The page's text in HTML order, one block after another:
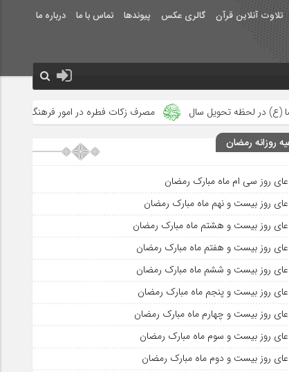
تلاوت آنلاین قرآن گالری عکس پیوندها تماس با ما درباره ما
مصرف زکات فطره در امور فرهنگی جلوه‌های بزرگ نصرت
روزانه رمضان
روز سی ام ماه مبارک رمضان
روز بیست و نهم ماه مبارک رمضان
روز بیست و هشتم ماه مبارک رمضان
روز بیست و هفتم ماه مبارک رمضان
روز بیست و ششم ماه مبارک رمضان
روز بیست و پنجم ماه مبارک رمضان
روز بیست و چهارم ماه مبارک رمضان
روز بیست و سوم ماه مبارک رمضان
روز بیست و دوم ماه مبارک رمضان